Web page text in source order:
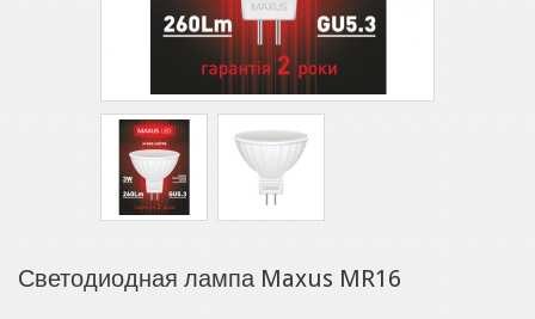
Светодиодная лампа Maxus MR16